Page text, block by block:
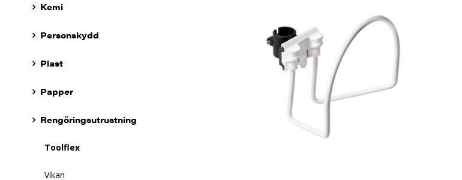
Kemi
Personskydd
Plast
Papper
Rengöringsutrustning
Toolflex
Vikan